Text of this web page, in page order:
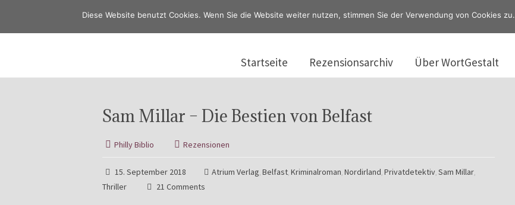
Startseite Rezensionsarchiv Über WortGestalt
Sam Millar – Die Bestien von Belfast
Philly Biblio Rezensionen
15. September 2018 Atrium Verlag, Belfast, Kriminalroman, Nordirland, Privatdetektiv, Sam Millar,
Thriller 21 Comments
Diese Website benutzt Cookies. Wenn Sie die Website weiter nutzen, stimmen Sie der Verwendung von Cookies zu.